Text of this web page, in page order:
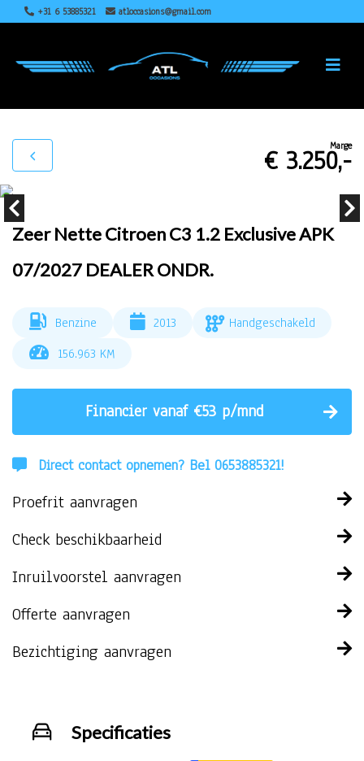
+31 6 53885321 atloccasions@gmail.com
Marge
€ 3.250,-
Zeer Nette Citroen C3 1.2 Exclusive APK
07/2027 DEALER ONDR.
Benzine 2013
Handgeschakeld
156.963 KM
Financier vanaf €53 p/mnd
Direct contact opnemen? Bel 0653885321!
Proefrit aanvragen
Check beschikbaarheid
Inruilvoorstel aanvragen
Offerte aanvragen
Bezichtiging aanvragen
Specificaties